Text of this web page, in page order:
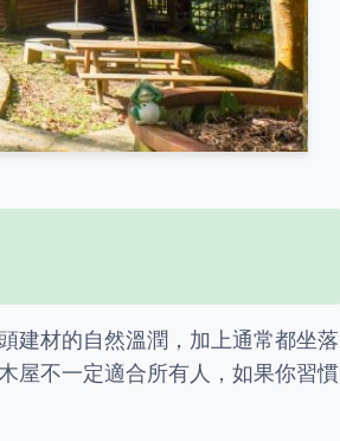
建材的自然溫潤，加上通常都坐落
屋不一定適合所有人，如果你習慣